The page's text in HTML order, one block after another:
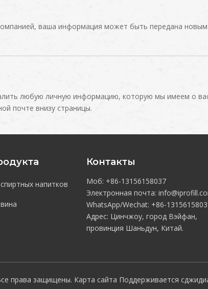
ваша информация может быть передана
любую личную информацию, которую мы имеем о
почте внизу страницы.
напитков
Контакты
Моб: +86-13156158037
Электронная почта:
WhatsApp/Wechat: +86-1
Адрес: Цинчжоу, город Вэйфан,
провинция Шаньдун, Китай.
права защищены. Карта сайта Поддерживается